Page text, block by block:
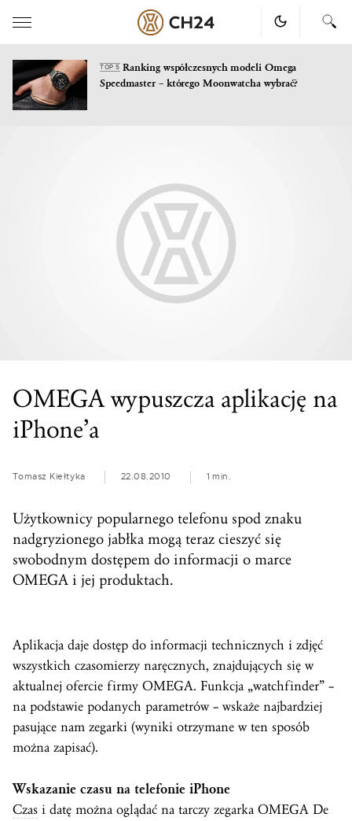
TOP 5Ranking współczesnych modeli Omega
Speedmaster – którego Moonwatcha wybrać?
OMEGA wypuszcza aplikację na
iPhone’a
Tomasz Kiełtyka 22.08.2010 1 min.
Użytkownicy popularnego telefonu spod znaku
nadgryzionego jabłka mogą teraz cieszyć się
swobodnym dostępem do informacji o marce
OMEGA i jej produktach.
Aplikacja daje dostęp do informacji technicznych i zdjęć
wszystkich czasomierzy naręcznych, znajdujących się w
aktualnej ofercie firmy OMEGA. Funkcja „watchfinder” –
na podstawie podanych parametrów – wskaże najbardziej
pasujące nam zegarki (wyniki otrzymane w ten sposób
można zapisać).
Wskazanie czasu na telefonie iPhone
Czas i datę można oglądać na tarczy zegarka OMEGA De